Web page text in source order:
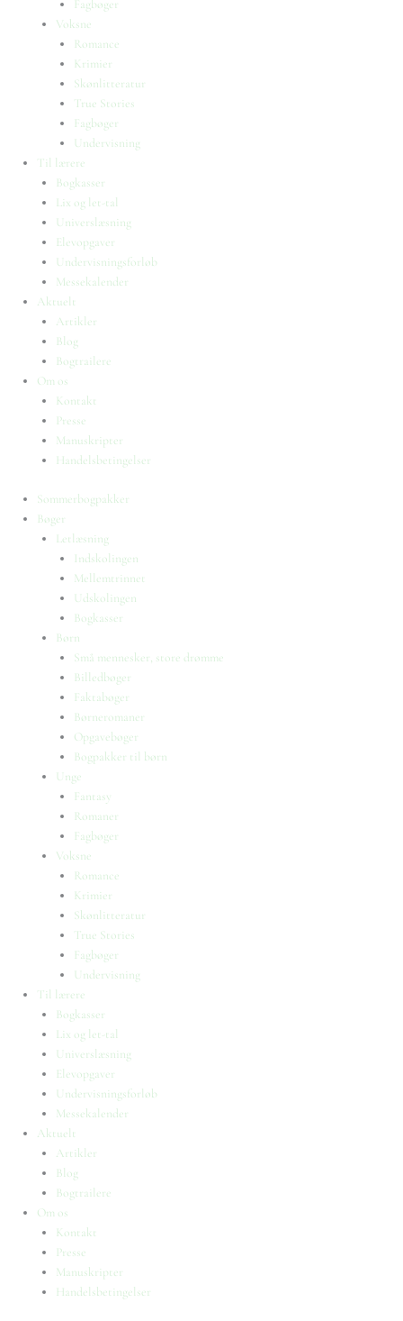
Fagbøger
Voksne
Romance
Krimier
Skønlitteratur
True Stories
Fagbøger
Undervisning
Til lærere
Bogkasser
Lix og let-tal
Universlæsning
Elevopgaver
Undervisningsforløb
Messekalender
Aktuelt
Artikler
Blog
Bogtrailere
Om os
Kontakt
Presse
Manuskripter
Handelsbetingelser
Sommerbogpakker
Bøger
Letlæsning
Indskolingen
Mellemtrinnet
Udskolingen
Bogkasser
Børn
Små mennesker, store drømme
Billedbøger
Faktabøger
Børneromaner
Opgavebøger
Bogpakker til børn
Unge
Fantasy
Romaner
Fagbøger
Voksne
Romance
Krimier
Skønlitteratur
True Stories
Fagbøger
Undervisning
Til lærere
Bogkasser
Lix og let-tal
Universlæsning
Elevopgaver
Undervisningsforløb
Messekalender
Aktuelt
Artikler
Blog
Bogtrailere
Om os
Kontakt
Presse
Manuskripter
Handelsbetingelser